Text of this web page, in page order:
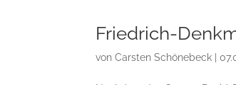
Friedrich-
vonCarsten Schönebeck |